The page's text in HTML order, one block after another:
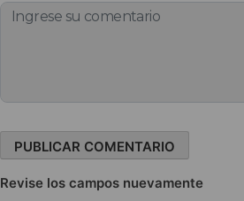
Revise los campos nuevamente